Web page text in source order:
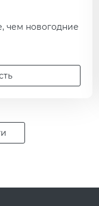
чем новогодние